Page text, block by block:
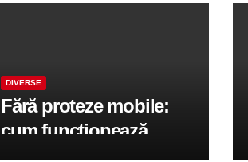
DIVERSE
Fără proteze mobile:
cum funcționează
reabilitarea completă